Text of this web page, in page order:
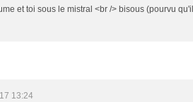
et toi sous le mistral <br /> bisous (pourvu
13:24